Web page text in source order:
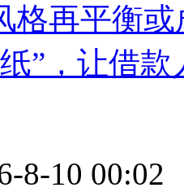
格再平衡或
”，让借款
8-10 00:02